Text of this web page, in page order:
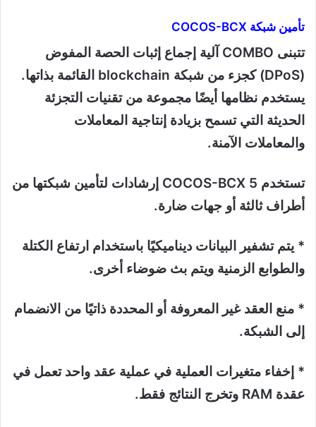
تأمين شبكة COCOS-BCX
تتبنى COMBO آلية إجماع إثبات الحصة المفوض
(DPoS) كجزء من شبكة blockchain القائمة بذاتها.
يستخدم نظامها أيضًا مجموعة من تقنيات التجزئة
الحديثة التي تسمح بزيادة إنتاجية المعاملات
والمعاملات الآمنة.
تستخدم COCOS-BCX 5 إرشادات لتأمين شبكتها من
أطراف ثالثة أو جهات ضارة.
* يتم تشفير البيانات ديناميكيًا باستخدام ارتفاع الكتلة
والطوابع الزمنية ويتم بث ضوضاء أخرى.
* منع العقد غير المعروفة أو المحددة ذاتيًا من الانضمام
إلى الشبكة.
* إخفاء متغيرات العملية في عملية عقد واحد تعمل في
عقدة RAM وتخرج النتائج فقط.